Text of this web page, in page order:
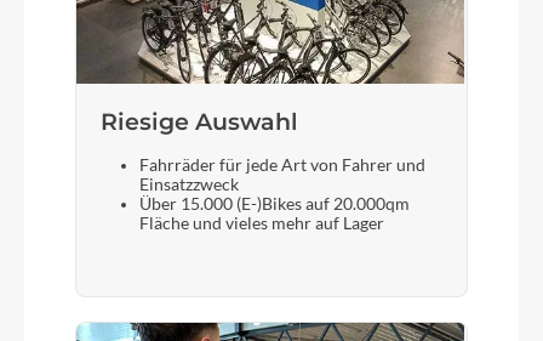
Kette
Rücklicht
ACID Mudguard Rear Light PRO-E, 12V, DC
Gewicht
27,3 kg
Riesige Auswahl
Fahrräder für jede Art von Fahrer und
Einsatzzweck
Über 15.000 (E-)Bikes auf 20.000qm
Fläche und vieles mehr auf Lager